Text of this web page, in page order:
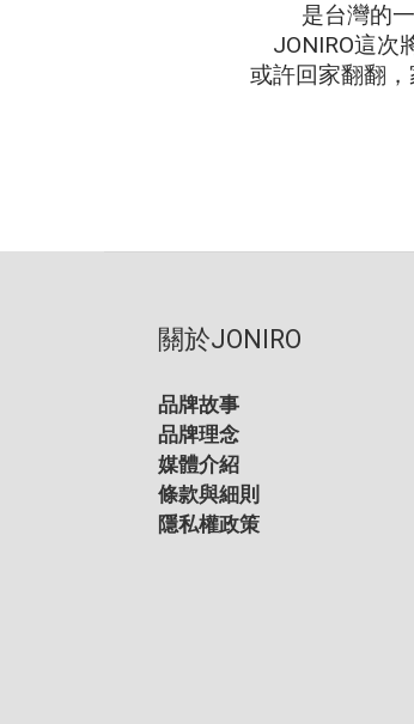
是台灣的
JONIRO這次
或許回家翻翻
關於JONIRO
品牌故事
品牌理念
媒體介紹
條款與細則
隱私權政策